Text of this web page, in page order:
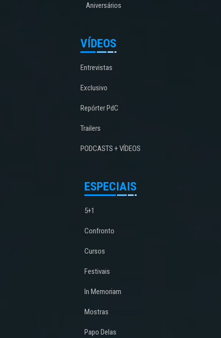
Aniversários
VÍDEOS
Entrevistas
Exclusivo
Repórter PdC
Trailers
PODCASTS + VÍDEOS
ESPECIAIS
5+1
Confronto
Cursos
Festivais
In Memoriam
Mostras
Papo Delas